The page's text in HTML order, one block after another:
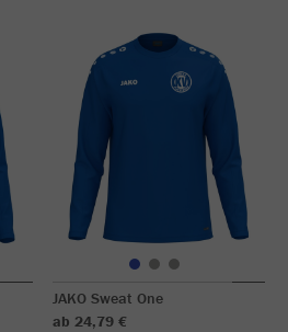
JAKO Sweat One
ab 24,79 €